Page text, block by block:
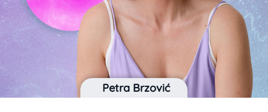
Petra Brzović